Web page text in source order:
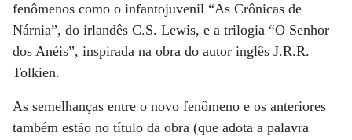
fenômenos como o infantojuvenil “As Crônicas de
Nárnia”, do irlandês C.S. Lewis, e a trilogia “O Senhor
dos Anéis”, inspirada na obra do autor inglês J.R.R.
Tolkien.
As semelhanças entre o novo fenômeno e os anteriores
também estão no título da obra (que adota a palavra